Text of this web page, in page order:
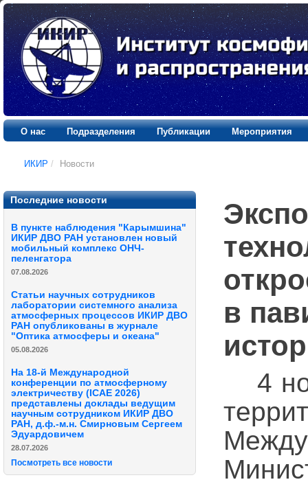
О нас Подразделения Публикации Мероприятия
ИКИР / Новости
Последние новости
В пункте наблюдения "Карымшина"
ИКИР ДВО РАН установлен новый
мобильный комплекс ОНЧ-
пеленгатора
07.08.2026
Статьи научных сотрудников
лаборатории системного анализа
атмосферных процессов ИКИР ДВО
РАН опубликованы в журнале
"Оптика атмосферы и океана"
05.08.2026
На 18-й Международной
конференции по атмосферному
электричеству (ICAE 2026)
представлены доклады ведущим
научным сотрудником ИКИР ДВО
РАН, д.ф.-м.н. Смирновым Сергеем
Эдуардовичем
28.07.2026
Посмотреть все новости
в
4